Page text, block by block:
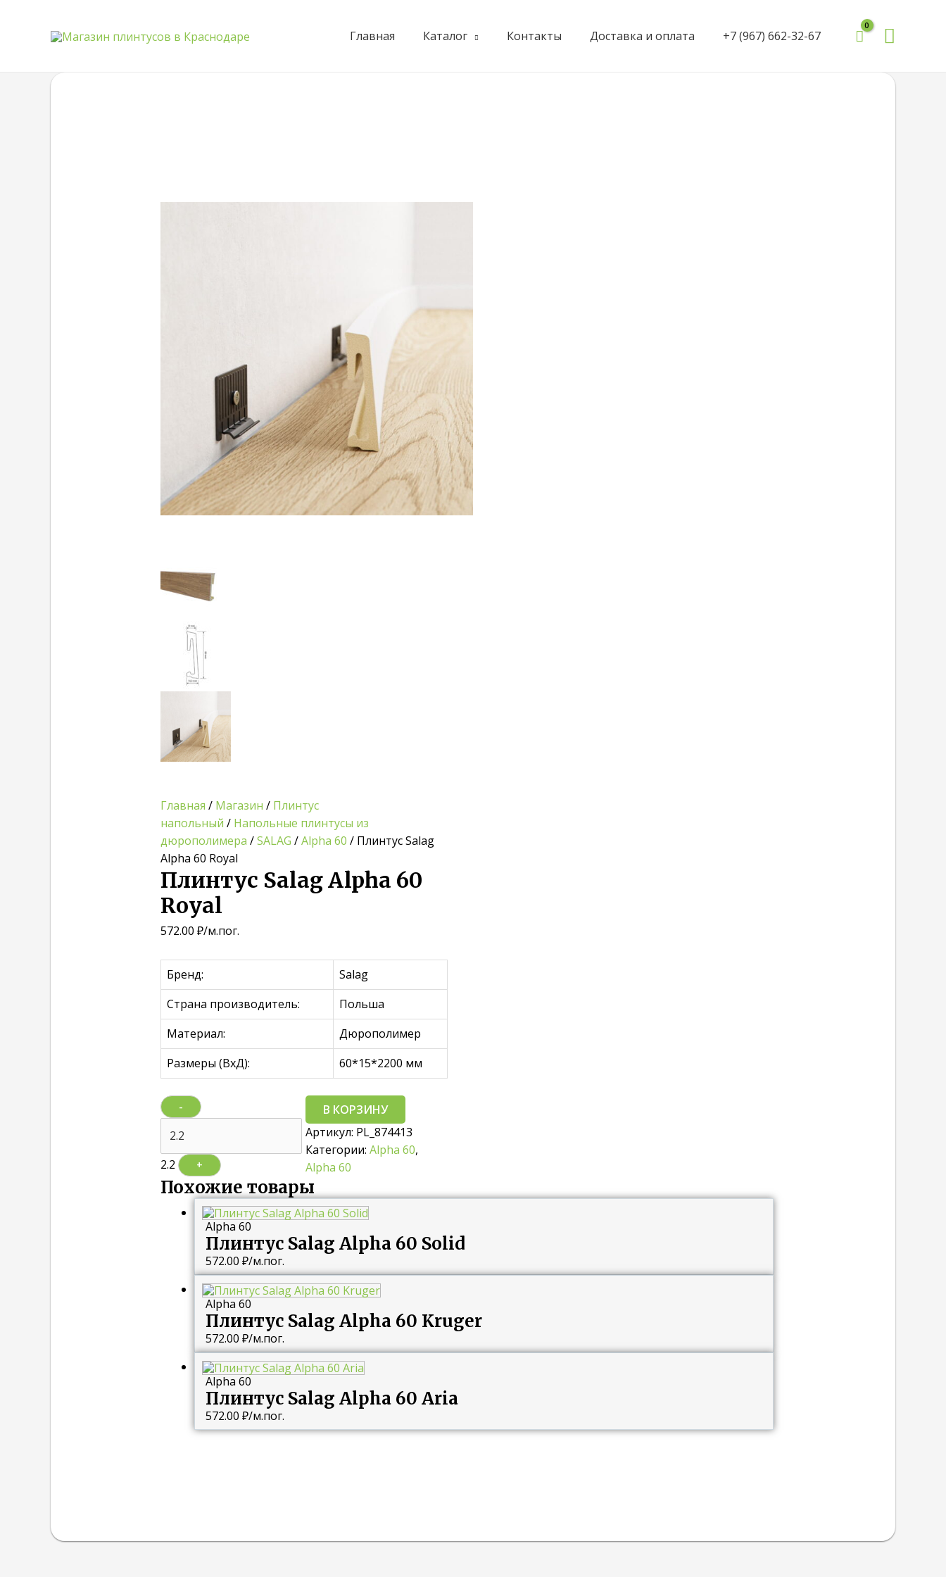
Главная Каталог Контакты Доставка и оплата +7 (967) 662-32-67 Поиск
Главная / Магазин / Плинтус
напольный / Напольные плинтусы из
дюрополимера /SALAG /Alpha 60 / Плинтус Salag
Alpha 60 Royal
Плинтус Salag Alpha 60
Royal
572.00 ₽/м.пог.
Бренд:
Salag
Страна производитель:
Польша
Материал:
Дюрополимер
Размеры (ВхД):
60*15*2200 мм
-
2.2 +
В КОРЗИНУ
Артикул: PL_874413
Категории: Alpha 60,
Alpha 60
Похожие товары
Alpha 60
Плинтус Salag Alpha 60 Solid
572.00 ₽/м.пог.
Alpha 60
Плинтус Salag Alpha 60 Kruger
572.00 ₽/м.пог.
Alpha 60
Плинтус Salag Alpha 60 Aria
572.00 ₽/м.пог.